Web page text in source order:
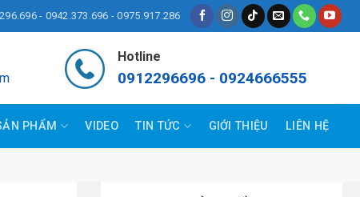
- 0942.373.696 - 0975.917.286
Hotline
0912296696 - 0924666555
PHẨM VIDEO TIN TỨC GIỚI THIỆU LIÊN HỆ